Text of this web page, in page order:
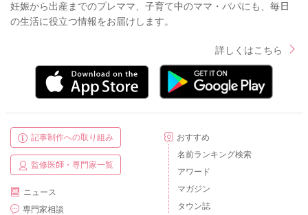
妊娠から出産までのプレママ、子育て中のママ・パパにも、毎日
の生活に役立つ情報をお届けします。
詳しくはこちら
記事制作への取り組み
監修医師・専門家一覧
ニュース
専門家相談
おすすめ
名前ランキング検索
アワード
マガジン
タウン誌